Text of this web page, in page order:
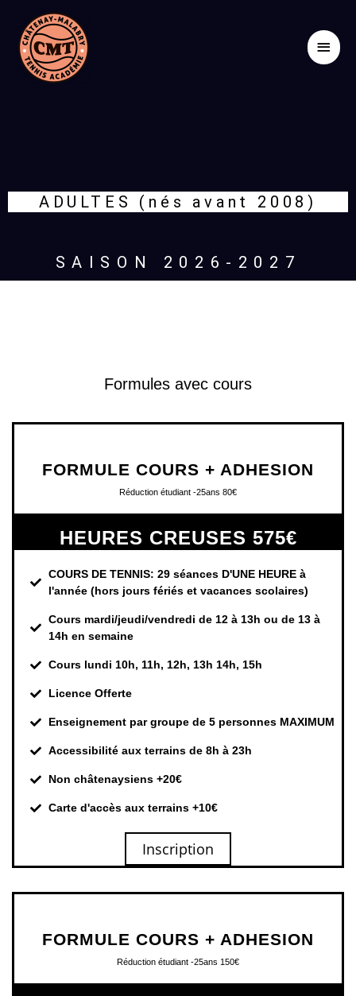
contenu
ADULTES (nés avant 2008)
SAISON 2026-2027
Formules avec cours
FORMULE COURS + ADHESION
Réduction étudiant -25ans 80€
HEURES CREUSES 575€
COURS DE TENNIS: 29 séances D'UNE HEURE à
l'année (hors jours fériés et vacances scolaires)
Cours mardi/jeudi/vendredi de 12 à 13h ou de 13 à
14h en semaine
Cours lundi 10h, 11h, 12h, 13h 14h, 15h
Licence Offerte
Enseignement par groupe de 5 personnes MAXIMUM
Accessibilité aux terrains de 8h à 23h
Non châtenaysiens +20€
Carte d'accès aux terrains +10€
Inscription
FORMULE COURS + ADHESION
Réduction étudiant -25ans 150€